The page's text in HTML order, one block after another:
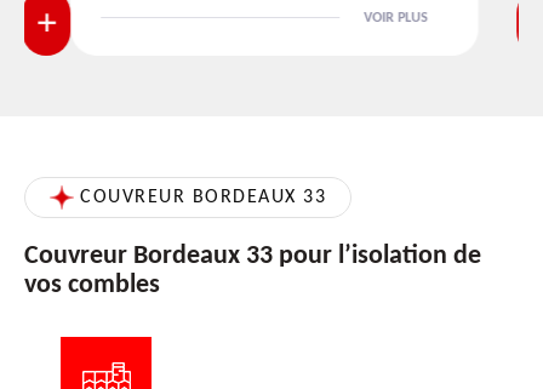
VOIR PLUS
COUVREUR BORDEAUX 33
Couvreur Bordeaux 33 pour l’isolation de
vos combles